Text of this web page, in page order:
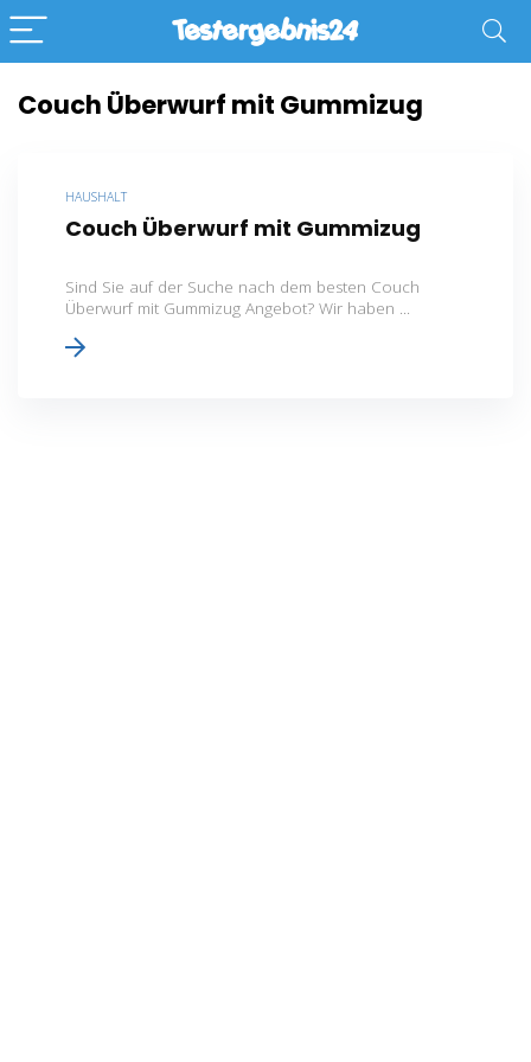
Couch Überwurf mit Gummizug
HAUSHALT
Couch Überwurf mit Gummizug
Sind Sie auf der Suche nach dem besten Couch
Überwurf mit Gummizug Angebot? Wir haben ...